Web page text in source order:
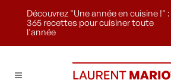
Découvrez "Une année en cuisine !" :
365 recettes pour cuisiner toute
l'année